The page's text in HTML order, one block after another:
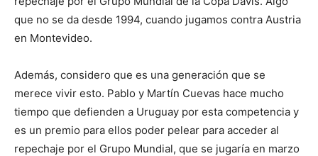
que no se da desde 1994, cuando jugamos contra Austria
en Montevideo.
Además, considero que es una generación que se
merece vivir esto. Pablo y Martín Cuevas hace mucho
tiempo que defienden a Uruguay por esta competencia y
es un premio para ellos poder pelear para acceder al
repechaje por el Grupo Mundial, que se jugaría en marzo